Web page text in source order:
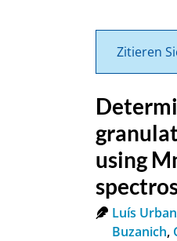
Zitieren
using
Luís
Buzanich,